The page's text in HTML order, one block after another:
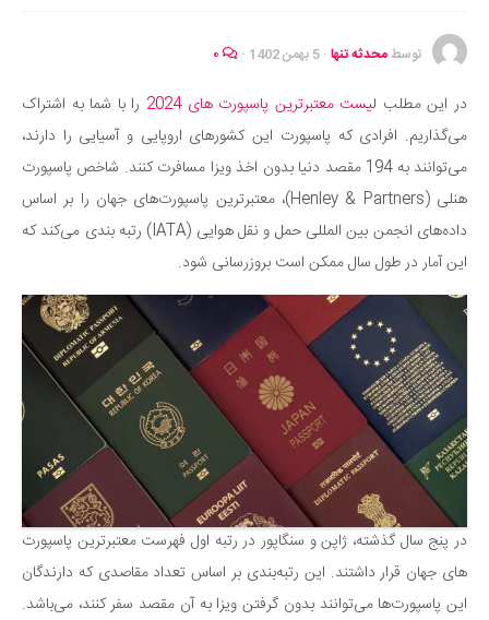
موفقیت و مهارت‌های فردی
تغذیه سالم
بهداشت
بیماری و درمان
کودک و مادر
ورزش و تندرستی
روانشناسی
مراکز پزشکی و دارویی
فرهنگ و هنر
سینما و تئاتر
تلویزیون
موسیقی
چهره‌ها
عکاسی و هنرهای تجسمی
کتاب و کتاب‌خوانی
توسطمحدثه تنها · 5 بهمن 1402 ·
در این مطلب لیست معتبرترین پاسپورت‌ های 2024
را با شما به اشتراک
می‌گذاریم. افرادی که پاسپورت این کشورهای اروپایی و آسیایی را دارند،
می‌توانند به 194 مقصد دنیا بدون اخذ ویزا مسافرت کنند. شاخص پاسپورت
هنلی (Henley & Partners)، معتبرترین پاسپورت‌های جهان را بر اساس
داده‌های انجمن بین المللی حمل و نقل هوایی (IATA) رتبه بندی می‌کند که
این آمار در طول سال ممکن است بروزرسانی شود.
در پنج سال گذشته، ژاپن و سنگاپور در رتبه اول فهرست معتبرترین پاسپورت‌
های جهان قرار داشتند. این رتبه‌بندی بر اساس تعداد مقاصدی که دارندگان
این پاسپورت‌ها می‌توانند بدون گرفتن ویزا به آن مقصد سفر کنند، می‌باشد.